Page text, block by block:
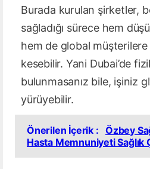
Burada kurulan şirketler,
sağladığı sürece hem
hem de global
kesebilir. Yani Dubai’de
bulunmasanız bile, işiniz
yürüyebilir.
Önerilen İçerik :
Özbey
Hasta Memnuniyeti Sağlık